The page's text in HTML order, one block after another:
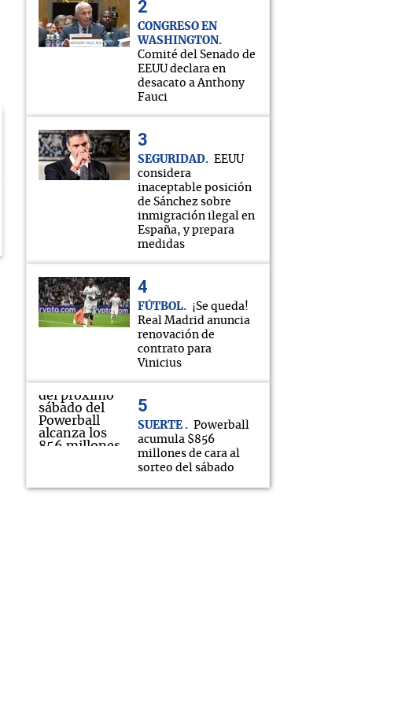
CONGRESO EN
WASHINGTON
Comité del Senado de
EEUU declara en
desacato a Anthony
Fauci
SEGURIDAD
EEUU
considera
inaceptable posición
de Sánchez sobre
inmigración ilegal en
España, y prepara
medidas
FÚTBOL
¡Se queda!
Real Madrid anuncia
renovación de
contrato para
Vinicius
SUERTE
Powerball
acumula $856
millones de cara al
sorteo del sábado